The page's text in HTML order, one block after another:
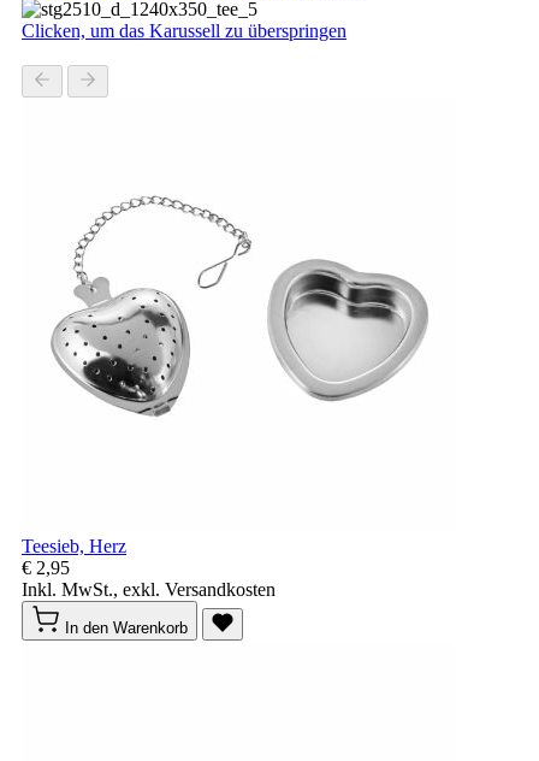
Clicken, um das Karussell zu überspringen
Teesieb, Herz
€ 2,95
Inkl. MwSt., exkl. Versandkosten
In den Warenkorb